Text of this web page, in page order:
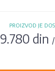
PROIZVOD JE
9.780 din